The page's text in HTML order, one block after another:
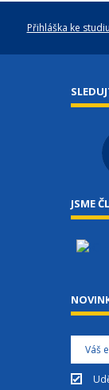
Přihláška ke studiu
JSME